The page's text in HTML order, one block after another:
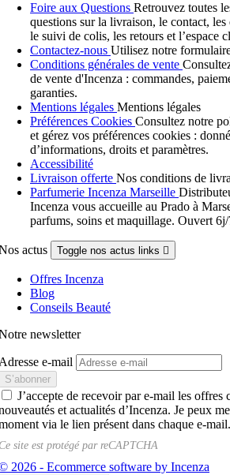
Foire aux Questions Retrouvez toutes
questions sur la livraison, le contact,
le suivi de colis, les retours et l’espace
Contactez-nous Utilisez notre
Conditions générales de vente
de vente d'Incenza : commandes,
garanties.
Mentions légales Mentions légales
Préférences Cookies Consultez notre
et gérez vos préférences cookies :
d’informations, droits et paramètres.
Accessibilité
Livraison offerte Nos conditions de
Parfumerie Incenza Marseille
Incenza vous accueille au Prado à
parfums, soins et maquillage. Ouvert
actus Toggle nos actus links 
Offres Incenza
Blog
Conseils Beauté
newsletter
e-mail
J’accepte de recevoir par e-mail les offres
et actualités d’Incenza. Je peux
via le lien présent dans chaque e-mail.
site est protégé parreCAPTCHA
2026 - Ecommerce software by Incenza